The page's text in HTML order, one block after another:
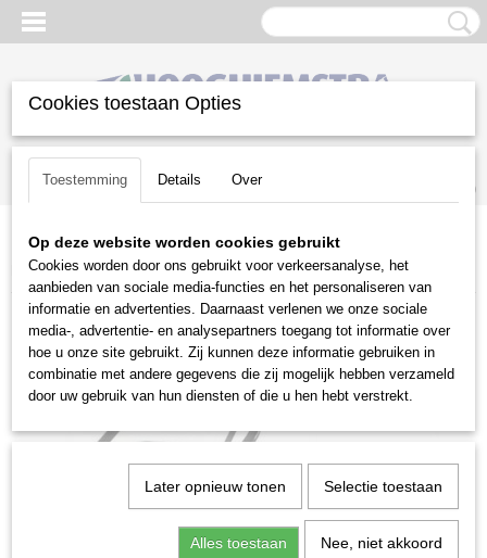
Inloggen Registreren
(0)
Home >Reiniging> Hogedrukreinigers >Kranzle
hogedrukreinigers>Kranzle Therm RP 1000
Cookies toestaan Opties
Toestemming Details Over
Op deze website worden cookies gebruikt
Cookies worden door ons gebruikt voor verkeersanalyse, het
aanbieden van sociale media-functies en het personaliseren van
informatie en advertenties. Daarnaast verlenen we onze sociale
media-, advertentie- en analysepartners toegang tot informatie over
hoe u onze site gebruikt. Zij kunnen deze informatie gebruiken in
combinatie met andere gegevens die zij mogelijk hebben verzameld
door uw gebruik van hun diensten of die u hen hebt verstrekt.
Later opnieuw tonen Selectie toestaan
Alles toestaan Nee, niet akkoord